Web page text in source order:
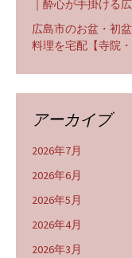
｜酔心が手掛ける
広島市のお盆・初
料理を宅配【寺院
アーカイブ
2026年7月
2026年6月
2026年5月
2026年4月
2026年3月